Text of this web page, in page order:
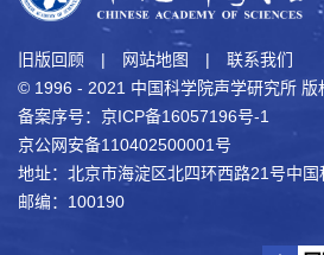
旧版回顾 | 网站地图 |
联系我们
© 1996 - 2021 中国科学院声学研究所 版
备案序号：京ICP备16057196号-1
京公网安备110402500001号
地址：北京市海淀区北四环西路21号中
邮编：100190